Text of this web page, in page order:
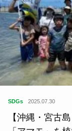
SDGs 2025.07.30
【沖縄・宮古